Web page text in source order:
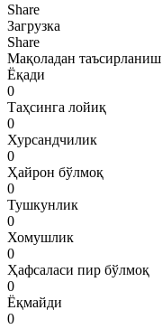
Share
Загрузка
Share
Мақоладан таъсирланиш
Ёқади
0
Таҳсинга лойиқ
0
Хурсандчилик
0
Ҳайрон бўлмоқ
0
Тушкунлик
0
Хомушлик
0
Ҳафсаласи пир бўлмоқ
0
Ёқмайди
0